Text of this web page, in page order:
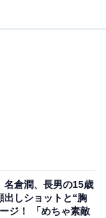
名倉潤、長男の15歳
出しショットと“胸
ジ！ 「めちゃ素敵